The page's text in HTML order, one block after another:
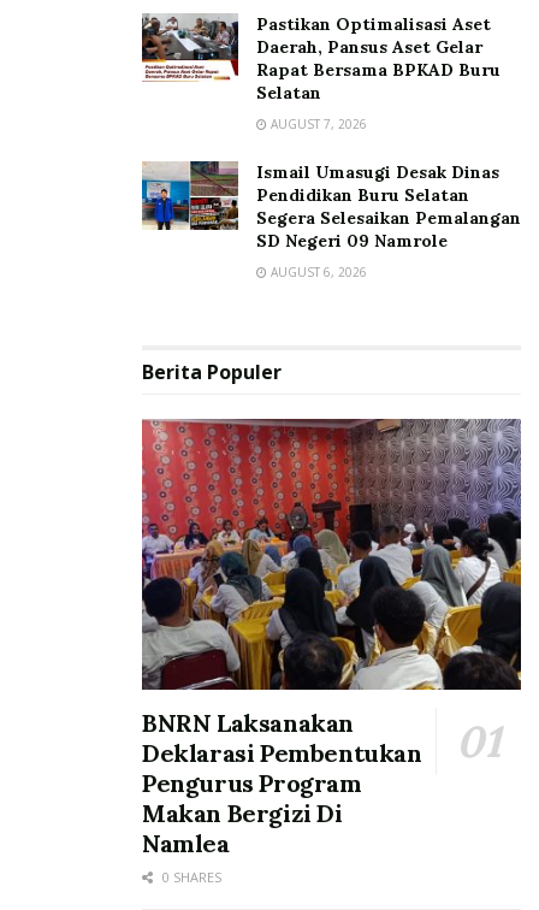
Pastikan Optimalisasi Aset
Daerah, Pansus Aset Gelar
Rapat Bersama BPKAD Buru
Selatan
AUGUST 7, 2026
Ismail Umasugi Desak Dinas
Pendidikan Buru Selatan
Segera Selesaikan Pemalangan
SD Negeri 09 Namrole
AUGUST 6, 2026
Berita Populer
BNRN Laksanakan
Deklarasi Pembentukan
Pengurus Program
Makan Bergizi Di
Namlea
0 SHARES